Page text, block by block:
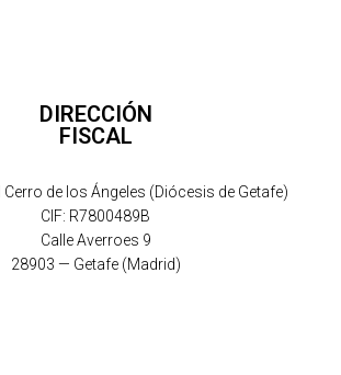
DIRECCIÓN
FISCAL
de los Ángeles (Diócesis de Getafe)
CIF: R7800489B
Calle Averroes 9
28903 — Getafe (Madrid)